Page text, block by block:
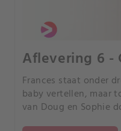
Aflevering 6 -
Frances staat onder
baby vertellen, maar
van Doug en Sophie